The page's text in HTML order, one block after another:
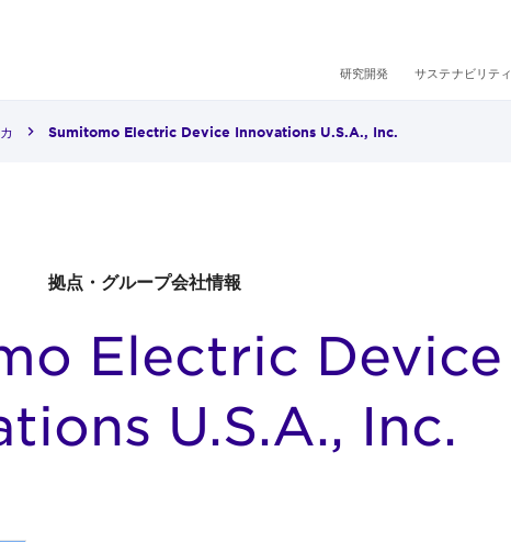
研究開発 サステナビリティ
Sumitomo Electric Device Innovations U.S.A., Inc.
拠点・グループ会社情報
Electric Device
U.S.A., Inc.